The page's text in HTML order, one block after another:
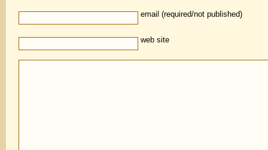
email (required/not published)
web site